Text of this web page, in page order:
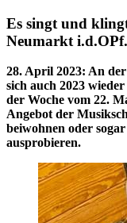
Es singt und
Neumarkt i.d.OPf.
28. April 2023: An
sich auch 2023
der Woche vom 22.
Angebot der
beiwohnen oder
ausprobieren.